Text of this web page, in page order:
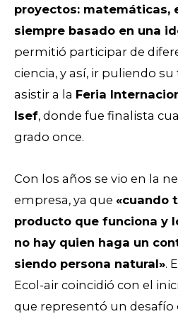
proyectos: matemáticas,
siempre basado en una
permitió participar de
ciencia, y así, ir puliendo
asistir a la Feria
Isef, donde fue finalista
grado once.
Con los años se vio en la
empresa, ya que «cuando
producto que funciona y
no hay quien haga un
siendo persona natural».
Ecol-air coincidió con el
que representó un desafío